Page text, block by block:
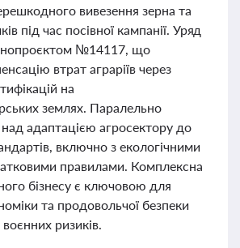
вивезення зерна та
під час посівної кампанії. Уряд
№14117, що
втрат аграріїв через
на
землях. Паралельно
адаптацією агросектору до
включно з екологічними
правилами. Комплексна
бізнесу є ключовою для
та продовольчої безпеки
ризиків.